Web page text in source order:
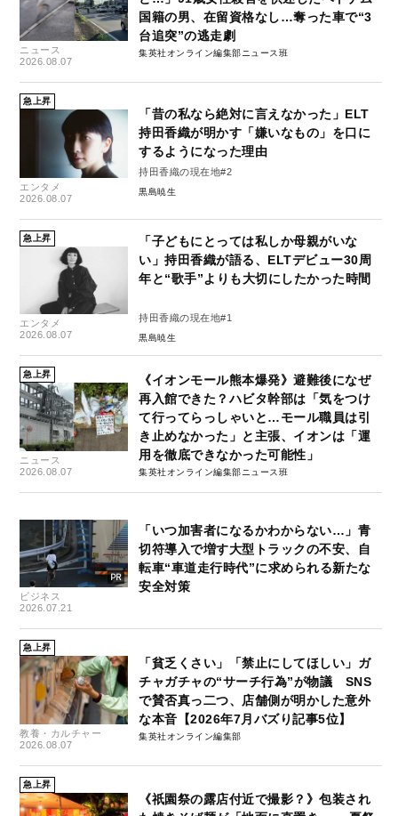
ニュース
2026.08.07
国籍の男、在留資格なし…奪った車で“3
台追突”の逃走劇
集英社オンライン編集部ニュース班
急上昇
エンタメ
2026.08.07
「昔の私なら絶対に言えなかった」ELT
持田香織が明かす「嫌いなもの」を口に
するようになった理由
持田香織の現在地#2
黒島暁生
急上昇
エンタメ
2026.08.07
「子どもにとっては私しか母親がいな
い」持田香織が語る、ELTデビュー30周
年と“歌手”よりも大切にしたかった時間
持田香織の現在地#1
黒島暁生
急上昇
ニュース
2026.08.07
《イオンモール熊本爆発》避難後になぜ
再入館できた？ハビタ幹部は「気をつけ
て行ってらっしゃいと…モール職員は引
き止めなかった」と主張、イオンは「運
用を徹底できなかった可能性」
集英社オンライン編集部ニュース班
ビジネス
2026.07.21
「いつ加害者になるかわからない…」青
切符導入で増す大型トラックの不安、自
転車“車道走行時代”に求められる新たな
安全対策
急上昇
教養・カルチャー
2026.08.07
「貧乏くさい」「禁止にしてほしい」ガ
チャガチャの“サーチ行為”が物議 SNS
で賛否真っ二つ、店舗側が明かした意外
な本音【2026年7月バズり記事5位】
集英社オンライン編集部
急上昇
《祇園祭の露店付近で撮影？》包装され